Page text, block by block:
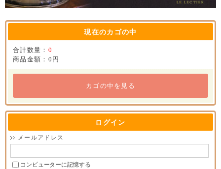
現在のカゴの中
合計数量： 0
商品金額： 0円
カゴの中を見る
ログイン
メールアドレス
コンピューターに記憶する